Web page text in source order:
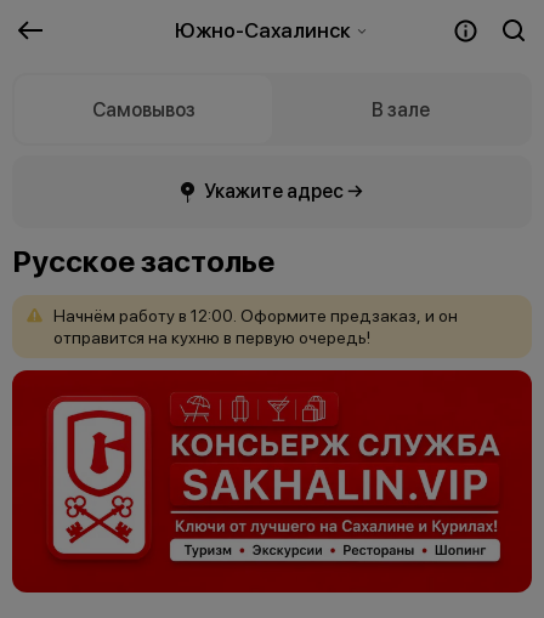
Южно-Сахалинск
Самовывоз В зале
Укажите адрес →
Русское застолье
Начнём работу в 12:00. Оформите предзаказ, и он
отправится на кухню в первую очередь!